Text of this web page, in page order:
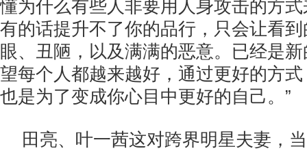
懂为什么有些人非要用人身攻击的方
有的话提升不了你的品行，只会让看
眼、丑陋，以及满满的恶意。已经是
望每个人都越来越好，通过更好的方
也是为了变成你心目中更好的自己。”
田亮、叶一茜这对跨界明星夫妻，